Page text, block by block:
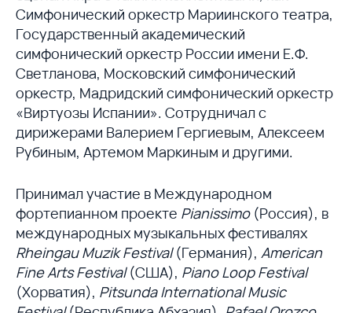
Симфонический оркестр Мариинского театра,
Государственный академический
симфонический оркестр России имени Е.Ф.
Светланова, Московский симфонический
оркестр, Мадридский симфонический оркестр
«Виртуозы Испании». Сотрудничал с
дирижерами Валерием Гергиевым, Алексеем
Рубиным, Артемом Маркиным и другими.
Принимал участие в Международном
фортепианном проекте Pianissimo(Россия), в
международных музыкальных фестивалях
Rheingau Muzik Festival(Германия), American
Fine Arts Festival(США), Piano Loop Festival
(Хорватия), Pitsunda International Music